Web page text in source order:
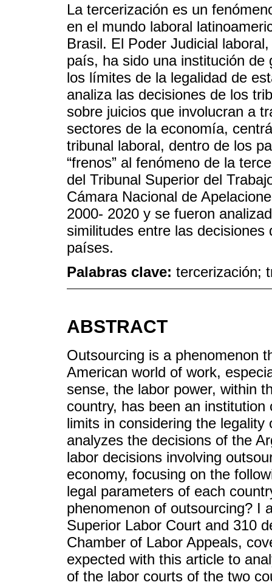
La tercerización es un
en el mundo laboral
Brasil. El Poder Judicial
país, ha sido una institución de
los límites de la legalidad de
analiza las decisiones de los
sobre juicios que involucran a
sectores de la economía,
tribunal laboral, dentro de los
“frenos” al fenómeno de la
del Tribunal Superior del
Cámara Nacional de
2000- 2020 y se fueron
similitudes entre las
países.
Palabras clave: tercerización;
ABSTRACT
Outsourcing is a phenomenon
American world of work,
sense, the labor power, within
country, has been an
limits in considering the
analyzes the decisions of the
labor decisions involving
economy, focusing on the
legal parameters of each
phenomenon of outsourcing? I
Superior Labor Court and 310
Chamber of Labor Appeals,
expected with this article to
of the labor courts of the two